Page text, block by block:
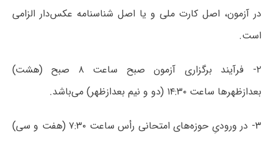
در آزمون، اصل کارت ملی و یا اصل شناسنامه عکس‌دار الزامی
است.
۲- فرآیند برگزاری آزمون صبح ساعت ۸ صبح (هشت)
بعدازظهرها ساعت ۱۴:۳۰ (دو و نیم بعدازظهر) می‌باشد.
۳- در ورودیِ حوزه‌های امتحانی رأس ساعت ۷:۳۰ (هفت و سی)